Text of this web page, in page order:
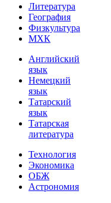
Литература
География
Физкультура
МХК
Английский
язык
Немецкий
язык
Татарский
язык
Татарская
литература
Технология
Экономика
ОБЖ
Астрономия